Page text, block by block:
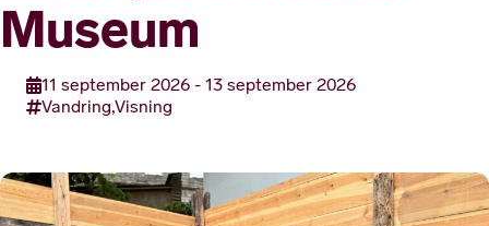
Museum
11 september 2026 - 13 september 2026
Vandring,Visning